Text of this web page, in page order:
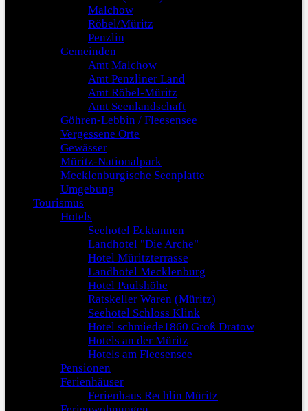
Malchow
Röbel/Müritz
Penzlin
Gemeinden
Amt Malchow
Amt Penzliner Land
Amt Röbel-Müritz
Amt Seenlandschaft
Göhren-Lebbin / Fleesensee
Vergessene Orte
Gewässer
Müritz-Nationalpark
Mecklenburgische Seenplatte
Umgebung
Tourismus
Hotels
Seehotel Ecktannen
Landhotel "Die Arche"
Hotel Müritzterrasse
Landhotel Mecklenburg
Hotel Paulshöhe
Ratskeller Waren (Müritz)
Seehotel Schloss Klink
Hotel schmiede1860 Groß Dratow
Hotels an der Müritz
Hotels am Fleesensee
Pensionen
Ferienhäuser
Ferienhaus Rechlin Müritz